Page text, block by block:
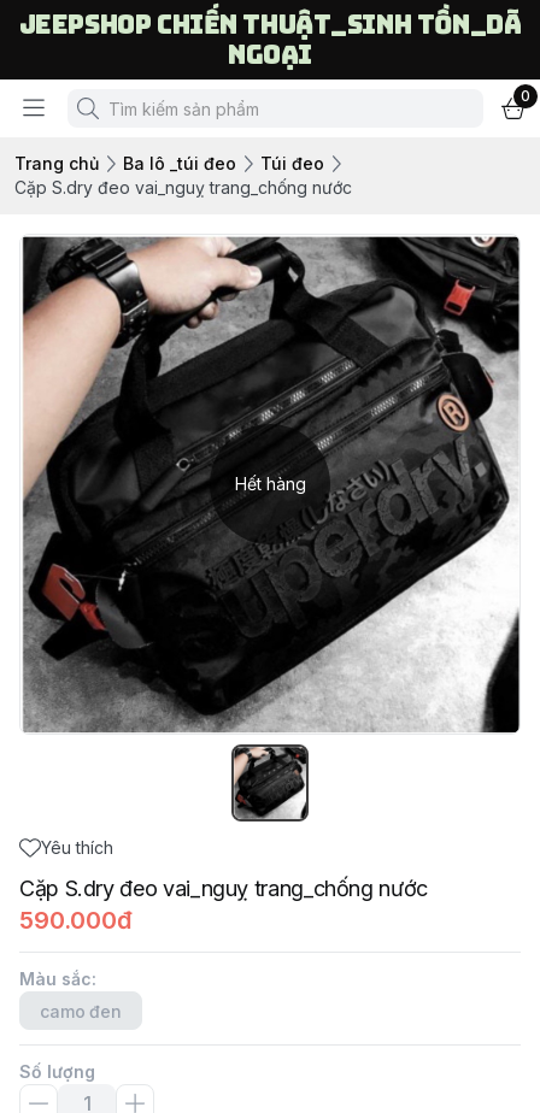
Jeepshop chiến thuật_sinh tồn_dã
ngoại
0
Trang chủ Ba lô _túi đeo
Túi đeo
Cặp S.dry đeo vai_nguỵ trang_chống nước
Hết hàng
Yêu thích
Cặp S.dry đeo vai_nguỵ trang_chống nước
590.000đ
Màu sắc:
camo đen
Số lượng